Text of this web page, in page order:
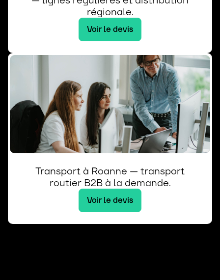
régionale.
Voir le devis
Transport à Roanne — transport
routier B2B à la demande.
Voir le devis